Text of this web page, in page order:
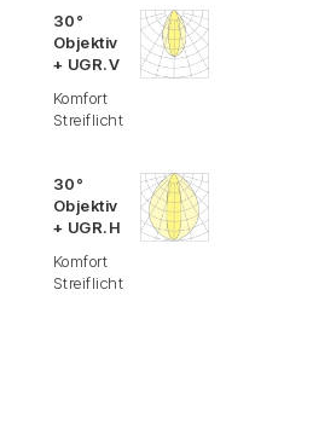
30°
Objektiv
+ UGR.V
Komfort
Streiflicht
30°
Objektiv
+ UGR.H
Komfort
Streiflicht